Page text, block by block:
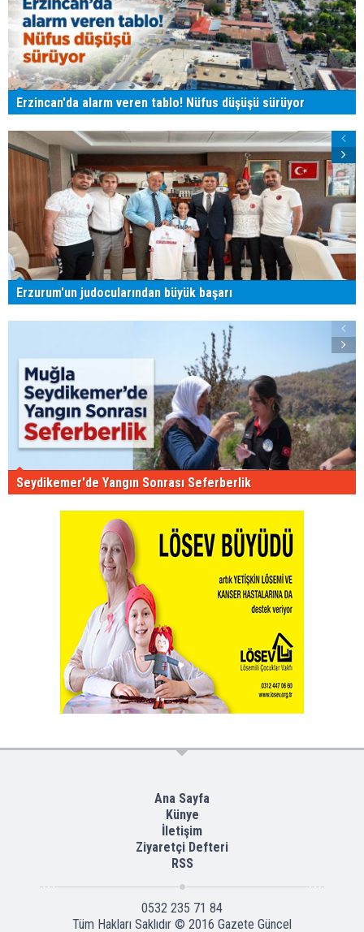
Erzincan'da alarm veren tablo! Nüfus düşüşü sürüyor
Erzurum'un judocularından büyük başarı
Seydikemer'de Yangın Sonrası Seferberlik
Ana Sayfa
Künye
İletişim
Ziyaretçi Defteri
RSS
0532 235 71 84
Tüm Hakları Saklıdır © 2016 Gazete Güncel